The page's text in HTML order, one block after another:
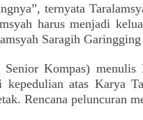
ternyata
harus menjadi
Saragih
Kompas)
kepedulian atas Karya
Rencana peluncuran